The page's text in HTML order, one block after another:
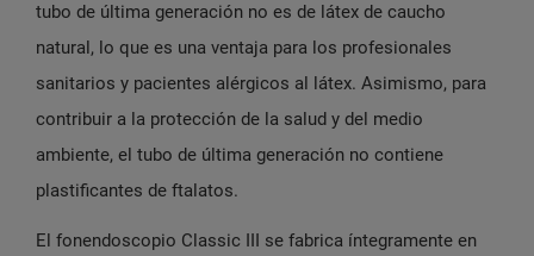
tubo de última generación no es de látex de caucho
natural, lo que es una ventaja para los profesionales
sanitarios y pacientes alérgicos al látex. Asimismo, para
contribuir a la protección de la salud y del medio
ambiente, el tubo de última generación no contiene
plastificantes de ftalatos.
El fonendoscopio Classic III se fabrica íntegramente en